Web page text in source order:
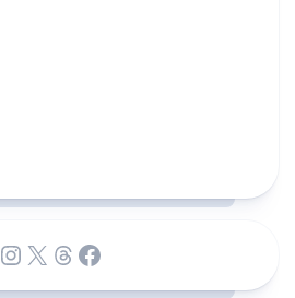
Instagram
X Threads
Facebook